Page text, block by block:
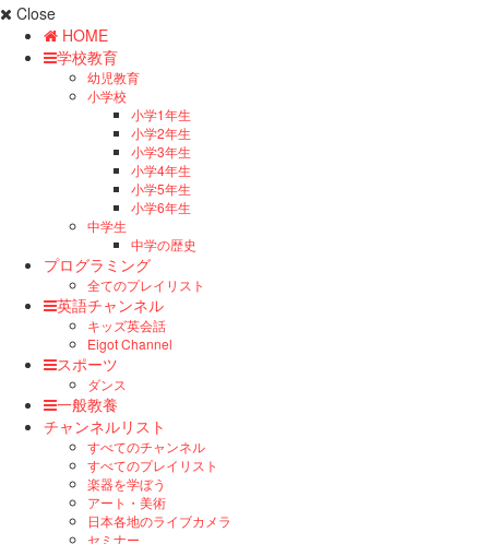
Close
HOME
学校教育
幼児教育
小学校
小学1年生
小学2年生
小学3年生
小学4年生
小学5年生
小学6年生
中学生
中学の歴史
プログラミング
全てのプレイリスト
英語チャンネル
キッズ英会話
Eigot Channel
スポーツ
ダンス
一般教養
チャンネルリスト
すべてのチャンネル
すべてのプレイリスト
楽器を学ぼう
アート・美術
日本各地のライブカメラ
セミナー